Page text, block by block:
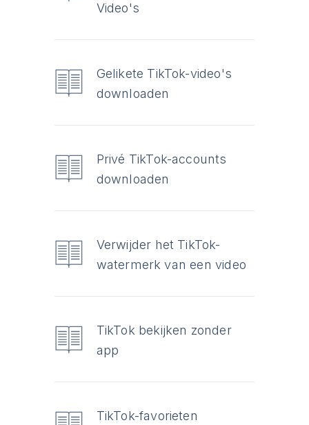
Video's
Gelikete TikTok-video's
downloaden
Privé TikTok-accounts
downloaden
Verwijder het TikTok-
watermerk van een video
TikTok bekijken zonder
app
TikTok-favorieten